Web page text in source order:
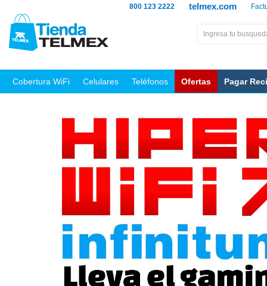
telmex.com
800 123 2222
Cobertura WiFi Celulares Teléfonos Ofertas Pagar